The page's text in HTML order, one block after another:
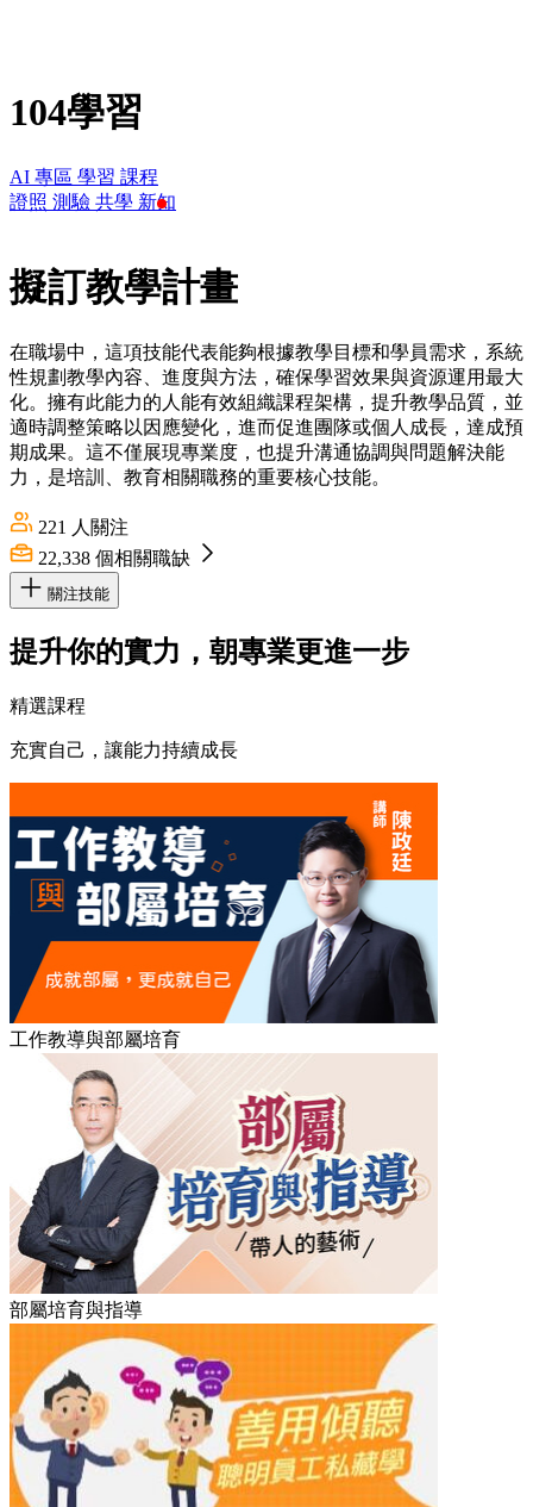
104學習
AI 專區 學習 課程
證照 測驗 共學 新知
擬訂教學計畫
在職場中，這項技能代表能夠根據教學目標和學員需求，系統
性規劃教學內容、進度與方法，確保學習效果與資源運用最大
化。擁有此能力的人能有效組織課程架構，提升教學品質，並
適時調整策略以因應變化，進而促進團隊或個人成長，達成預
期成果。這不僅展現專業度，也提升溝通協調與問題解決能
力，是培訓、教育相關職務的重要核心技能。
221 人關注
22,338 個相關職缺
關注技能
提升你的實力，朝專業更進一步
精選課程
充實自己，讓能力持續成長
工作教導與部屬培育
部屬培育與指導